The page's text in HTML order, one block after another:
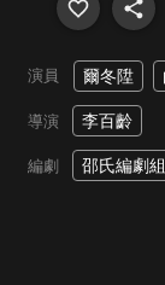
演員 爾冬陞
導演 李百齡
編劇 邵氏編劇組